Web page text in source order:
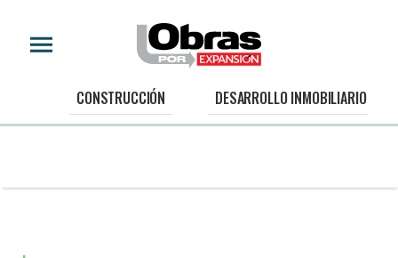
CONSTRUCCIÓN DESARROLLO INMOBILIARIO